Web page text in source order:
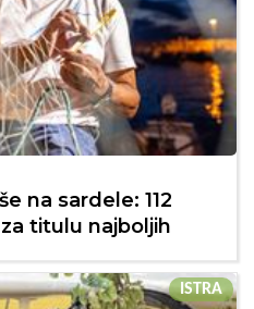
na sardele: 112
titulu najboljih
ISTRA